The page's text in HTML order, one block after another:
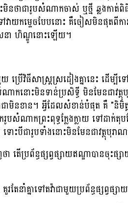
នថាជារូបសំណាកចាស់ ឬថ្មី ឆ្លងកាត់
វាយកម្ទេចបែបនោះ គឺចៀសមិនផុតពីក
នា ហិណ្ឌូនោះឡើយ។
ើវិធីសាស្ត្រស្រដៀងគ្នានេះ ដើម្បី
នោះមិនទាន់ប្រសិទ្ធី មិនមែនជាវត្ថុ
ជាមិនខាន។ អ្វីដែលសំខាន់បំផុត គឺ "និមិ
ណាកព្រះពុទ្ធក្លែងក្លាយ ទៅដាក់តុ
ះបីជារូបទាំងនោះមិនមែនជាវត្ថុបុរ
ា តើប្រព័ន្ធផ្សព្វផ្សាយឥណ្ឌាបានចុះ
ែនាំគ្នាទៅតវ៉ាជាមួយប្រព័ន្ធផ្សព្វផ្ស